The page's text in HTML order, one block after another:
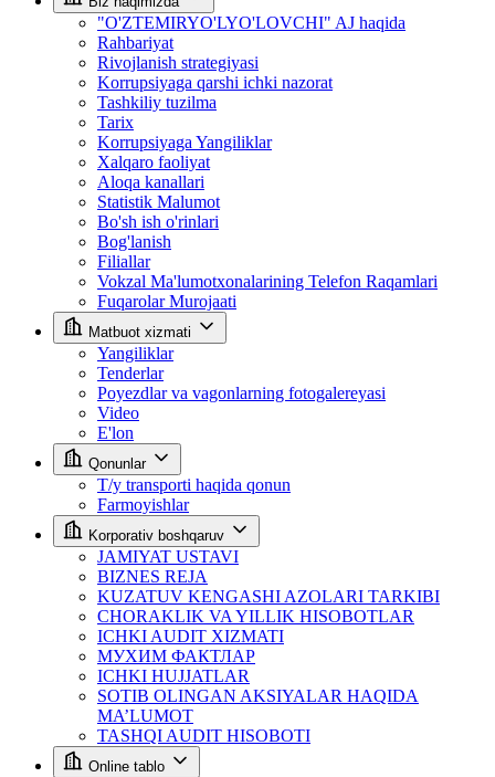
"O'ZTEMIRYO'LYO'LOVCHI" AJ haqida
Rahbariyat
Rivojlanish strategiyasi
Korrupsiyaga qarshi ichki nazorat
Tashkiliy tuzilma
Tarix
Korrupsiyaga Yangiliklar
Xalqaro faoliyat
Aloqa kanallari
Statistik Malumot
Bo'sh ish o'rinlari
Bog'lanish
Filiallar
Vokzal Ma'lumotxonalarining Telefon Raqamlari
Fuqarolar Murojaati
Matbuot xizmati
Yangiliklar
Tenderlar
Poyezdlar va vagonlarning fotogalereyasi
Video
E'lon
Qonunlar
T/y transporti haqida qonun
Farmoyishlar
Korporativ boshqaruv
JAMIYAT USTAVI
BIZNES REJA
KUZATUV KENGASHI AZOLARI TARKIBI
CHORAKLIK VA YILLIK HISOBOTLAR
ICHKI AUDIT XIZMATI
МУХИМ ФАКТЛАР
ICHKI HUJJATLAR
SOTIB OLINGAN AKSIYALAR HAQIDA
MA’LUMOT
TASHQI AUDIT HISOBOTI
Online tablo